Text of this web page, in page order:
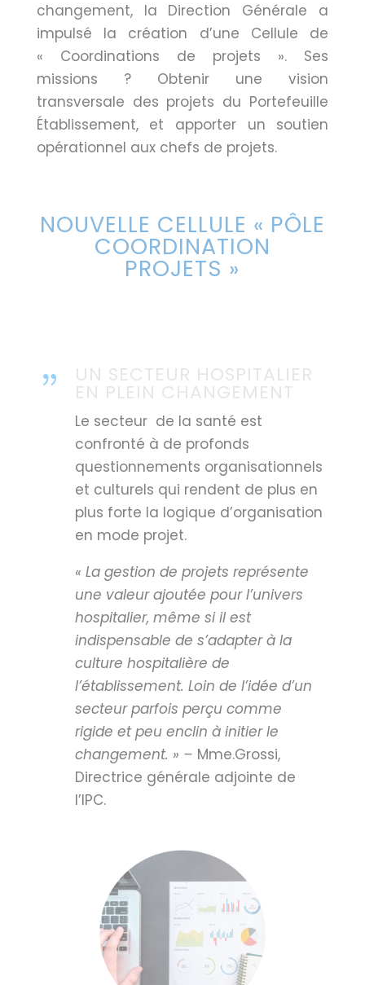
changement, la Direction Générale a
impulsé la création d’une Cellule de
« Coordinations de projets ». Ses
missions ? Obtenir une vision
transversale des projets du Portefeuille
Établissement, et apporter un soutien
opérationnel aux chefs de projets.
NOUVELLE CELLULE « PÔLE
COORDINATION
PROJETS »
{ UN SECTEUR HOSPITALIER
EN PLEIN CHANGEMENT
Le secteur de la santé est
confronté à de profonds
questionnements organisationnels
et culturels qui rendent de plus en
plus forte la logique d’organisation
en mode projet.
« La gestion de projets représente
une valeur ajoutée pour l’univers
hospitalier, même si il est
indispensable de s’adapter à la
culture hospitalière de
l’établissement. Loin de l’idée d’un
secteur parfois perçu comme
rigide et peu enclin à initier le
changement. » – Mme.Grossi,
Directrice générale adjointe de
l’IPC.